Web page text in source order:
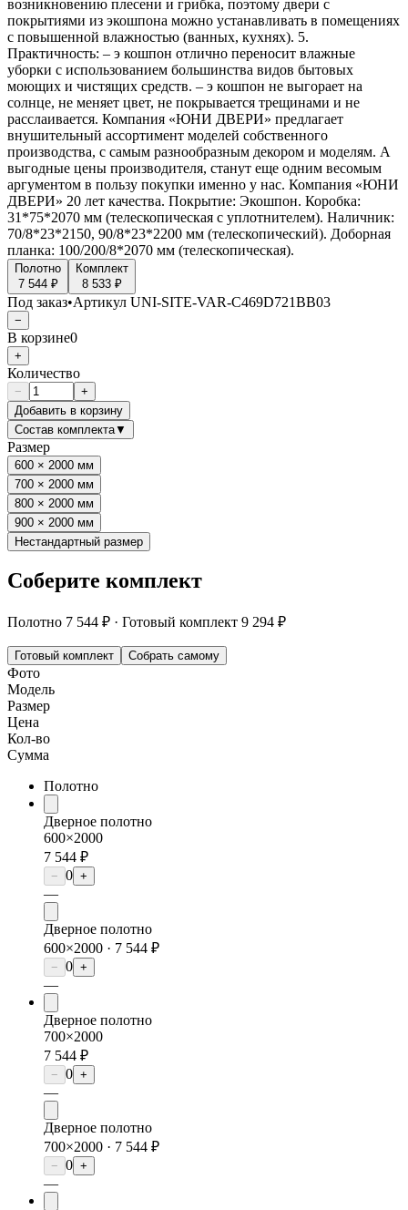
возникновению плесени и грибка, поэтому двери с
покрытиями из экошпона можно устанавливать в помещениях
с повышенной влажностью (ванных, кухнях). 5.
Практичность: – э кошпон отлично переносит влажные
уборки с использованием большинства видов бытовых
моющих и чистящих средств. – э кошпон не выгорает на
солнце, не меняет цвет, не покрывается трещинами и не
расслаивается. Компания «ЮНИ ДВЕРИ» предлагает
внушительный ассортимент моделей собственного
производства, с самым разнообразным декором и моделям. А
выгодные цены производителя, станут еще одним весомым
аргументом в пользу покупки именно у нас. Компания «ЮНИ
ДВЕРИ» 20 лет качества. Покрытие: Экошпон. Коробка:
31*75*2070 мм (телескопическая с уплотнителем). Наличник:
70/8*23*2150, 90/8*23*2200 мм (телескопический). Доборная
планка: 100/200/8*2070 мм (телескопическая).
Полотно
7 544 ₽
Комплект
8 533 ₽
Под заказ•Артикул UNI-SITE-VAR-C469D721BB03
−
В корзине0
+
Количество
−
+
Добавить в корзину
Состав комплекта▼
Размер
600 × 2000 мм
700 × 2000 мм
800 × 2000 мм
900 × 2000 мм
Нестандартный размер
Соберите комплект
Полотно 7 544 ₽ · Готовый комплект 9 294 ₽
Готовый комплект Собрать самому
Фото
Модель
Размер
Цена
Кол-во
Сумма
Полотно
Дверное полотно
600×2000
7 544 ₽
− 0 +
—
Дверное полотно
600×2000 · 7 544 ₽
− 0 +
—
Дверное полотно
700×2000
7 544 ₽
− 0 +
—
Дверное полотно
700×2000 · 7 544 ₽
− 0 +
—